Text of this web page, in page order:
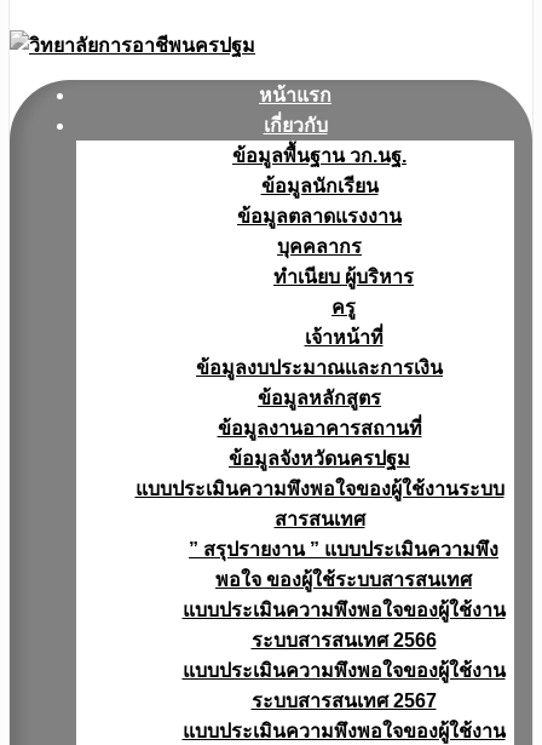
หน้าแรก
เกี่ยวกับ
ข้อมูลพื้นฐาน วก.นฐ.
ข้อมูลนักเรียน
ข้อมูลตลาดแรงงาน
บุคคลากร
ทำเนียบ ผู้บริหาร
ครู
เจ้าหน้าที่
ข้อมูลงบประมาณเเละการเงิน
ข้อมูลหลักสูตร
ข้อมูลงานอาคารสถานที่
ข้อมูลจังหวัดนครปฐม
แบบประเมินความพึงพอใจของผู้ใช้งานระบบ
สารสนเทศ
” สรุปรายงาน ” แบบประเมินความพึง
พอใจ ของผู้ใช้ระบบสารสนเทศ
แบบประเมินความพึงพอใจของผู้ใช้งาน
ระบบสารสนเทศ 2566
แบบประเมินความพึงพอใจของผู้ใช้งาน
ระบบสารสนเทศ 2567
แบบประเมินความพึงพอใจของผู้ใช้งาน